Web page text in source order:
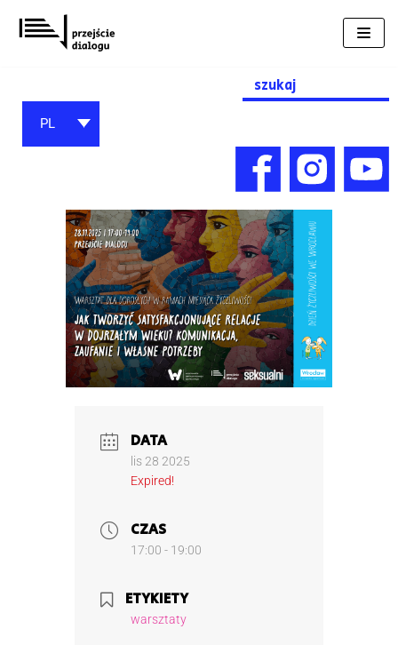
Przejdź
do
Search
for:
PL
DATA
lis 28 2025
Expired!
CZAS
17:00 - 19:00
ETYKIETY
warsztaty